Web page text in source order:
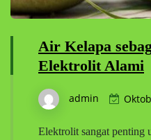
Air Kelapa
Elektrolit Alami
admin
Elektrolit sangat penting